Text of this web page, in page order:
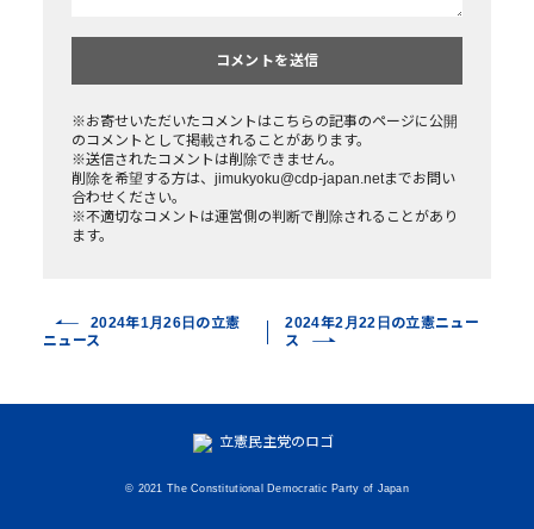
※お寄せいただいたコメントはこちらの記事のページに公開
のコメントとして掲載されることがあります。
※送信されたコメントは削除できません。
削除を希望する方は、jimukyoku@cdp-japan.netまでお問い
合わせください。
※不適切なコメントは運営側の判断で削除されることがあり
ます。
2024年1月26日の立憲
ニュース
2024年2月22日の立憲ニュー
ス
© 2021 The Constitutional Democratic Party of Japan